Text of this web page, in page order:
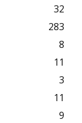
32
283
8
11
3
11
9